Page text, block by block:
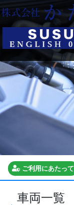
ご利用にあたって
車両一覧